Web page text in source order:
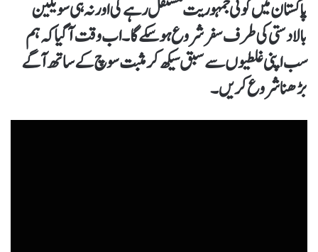
پاکستان میں کوئی جمہوریت مستقل رہے گی اور نہ ہی سویلین
بالادستی کی طرف سفر شروع ہو سکے گا۔ اب وقت آ گیا کہ ہم
سب اپنی غلطیوں سے سبق سیکھ کر مثبت سوچ کے ساتھ آگے
بڑھنا شروع کریں۔